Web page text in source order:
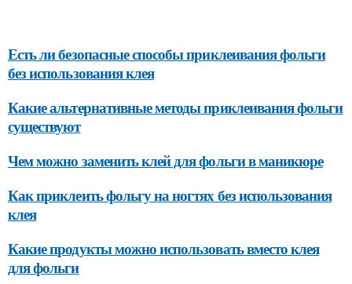
Есть ли безопасные способы приклеивания фольги
без использования клея
Какие альтернативные методы приклеивания фольги
существуют
Чем можно заменить клей для фольги в маникюре
Как приклеить фольгу на ногтях без использования
клея
Какие продукты можно использовать вместо клея
для фольги